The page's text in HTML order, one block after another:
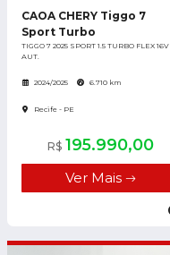
CAOA CHERY Tiggo 7
Sport Turbo
TIGGO 7 2025 SPORT 1.5 TURBO FLEX 16V
AUT.
2024/2025 6.710 km
Recife - PE
R$ 195.990,00
Ver Mais